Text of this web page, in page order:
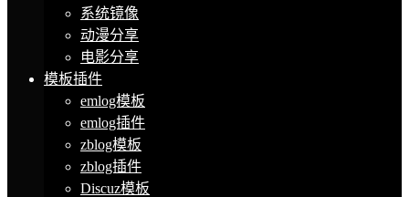
系统镜像
动漫分享
电影分享
模板插件
emlog模板
emlog插件
zblog模板
zblog插件
Discuz模板